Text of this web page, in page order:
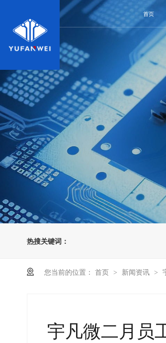
首页
热搜关键词：
您当前的位置： 首页 > 新闻资讯 >
宇凡微二月员